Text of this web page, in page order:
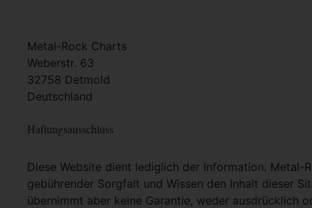
Metal-Rock Charts
Weberstr. 63
32758 Detmold
Deutschland
Haftungsausschluss
Diese Website dient lediglich der Information. Metal-
gebührender Sorgfalt und Wissen den Inhalt dieser
übernimmt aber keine Garantie, weder ausdrücklich